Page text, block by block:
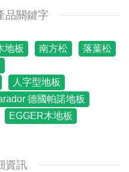
品關鍵字
地板 南方松
落葉松
人字型地板
德國帕諾地板
EGGER木地板
資訊